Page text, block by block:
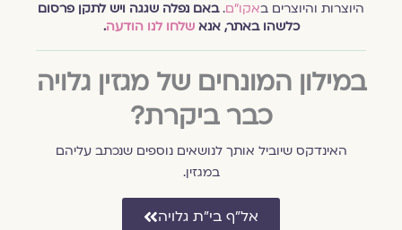
היוצרות והיוצרים ב אקו״ם.באם נפלה שגגה ויש לתקן פרסום
כלשהו באתר, אנאשלחו לנו הודעה.
במילון המונחים של מגזין גלויה
כבר ביקרת?
האינדקס שיוביל אותך לנושאים נוספים שנכתב עליהם
במגזין.
אל״ף בי״ת גלויה